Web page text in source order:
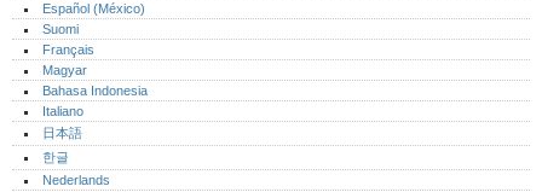
Español (México)‎
Suomi
Français
Magyar
Bahasa Indonesia
Italiano
日本語
한글
Nederlands